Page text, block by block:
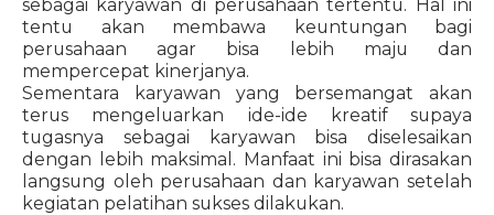
sebagai karyawan di perusahaan tertentu. Hal ini
tentu akan membawa keuntungan bagi
perusahaan agar bisa lebih maju dan
mempercepat kinerjanya.
Sementara karyawan yang bersemangat akan
terus mengeluarkan ide-ide kreatif supaya
tugasnya sebagai karyawan bisa diselesaikan
dengan lebih maksimal. Manfaat ini bisa dirasakan
langsung oleh perusahaan dan karyawan setelah
kegiatan pelatihan sukses dilakukan.